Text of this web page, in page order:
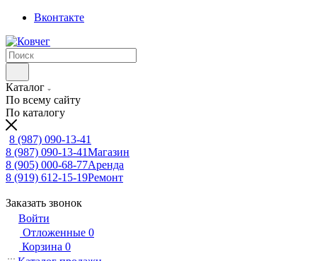
Вконтакте
Каталог
По всему сайту
По каталогу
8 (987) 090-13-41
8 (987) 090-13-41Магазин
8 (905) 000-68-77Аренда
8 (919) 612-15-19Ремонт
Заказать звонок
Войти
Отложенные 0
Корзина 0